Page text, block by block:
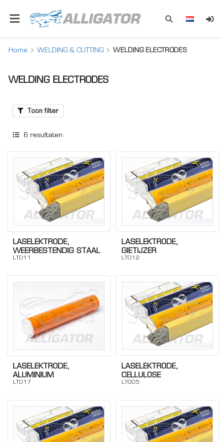
Home WELDING & CUTTING WELDING ELECTRODES
WELDING ELECTRODES
Toon filter
6 resultaten
LASELEKTRODE,
WEERBESTENDIG STAAL
LT011
LASELEKTRODE,
GIETIJZER
LT012
LASELEKTRODE,
ALUMINIUM
LT017
LASELEKTRODE,
CELLULOSE
LT005